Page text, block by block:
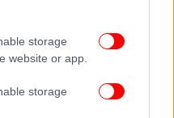
storage
website or app.
storage